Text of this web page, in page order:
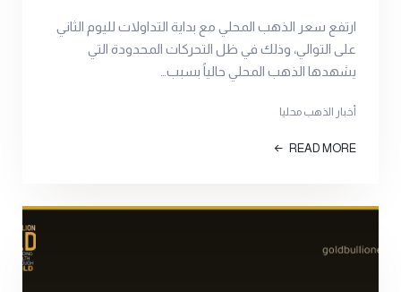
ارتفع سعر الذهب المحلي مع بداية التداولات لليوم الثاني
على التوالي، وذلك في ظل التحركات المحدودة التي
يشهدها الذهب المحلي حالياً بسبب…
أخبار الذهب محليا
READ MORE